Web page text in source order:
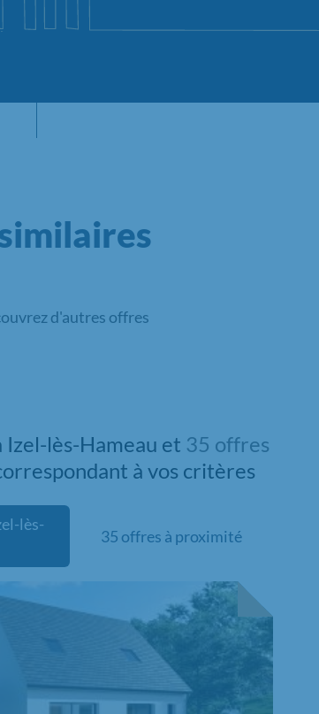
d'autres offres
Izel-lès-Hameau et 35 offres
à vos critères
Chargement...
lès-
35 offres à proximité